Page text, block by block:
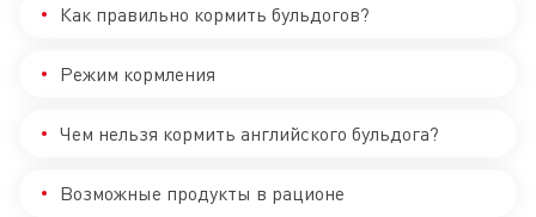
Как правильно кормить бульдогов?
Режим кормления
Чем нельзя кормить английского бульдога?
Возможные продукты в рационе